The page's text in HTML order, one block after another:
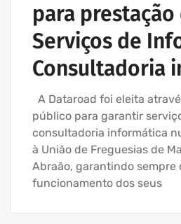
para prestação
Serviços de
Consultadoria
A Dataroad foi eleita
público para garantir
consultadoria informática
à União de Freguesias de
Abraão, garantindo sempre
funcionamento dos seus